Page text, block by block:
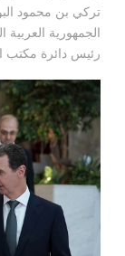
تركي بن محمود
الجمهورية
رئيس دائرة مكتب